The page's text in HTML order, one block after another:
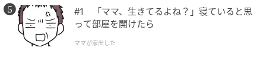
ト・ファニチャー旭川」の様子。IFDAの新たな審査委
員のお披露目と、彼らによるトークイベントが開催さ
れた。
#1 「ママ、生きてるよね？」寝ていると思
って部屋を開けたら
ママが家出した